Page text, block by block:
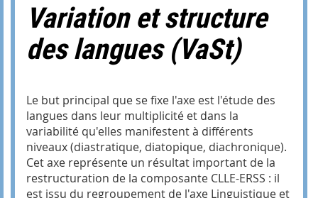
Variation et structure
des langues (VaSt)
Le but principal que se fixe l'axe est l'étude des
langues dans leur multiplicité et dans la
variabilité qu'elles manifestent à différents
niveaux (diastratique, diatopique, diachronique).
Cet axe représente un résultat important de la
restructuration de la composante CLLE-ERSS : il
est issu du regroupement de l'axe Linguistique et